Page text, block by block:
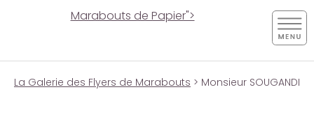
Marabouts de Papier">
La Galerie des Flyers de Marabouts > Monsieur SOUGANDI